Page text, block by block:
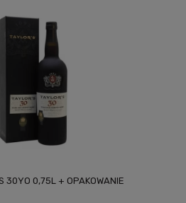
30YO 0,75L + OPAKOWANIE